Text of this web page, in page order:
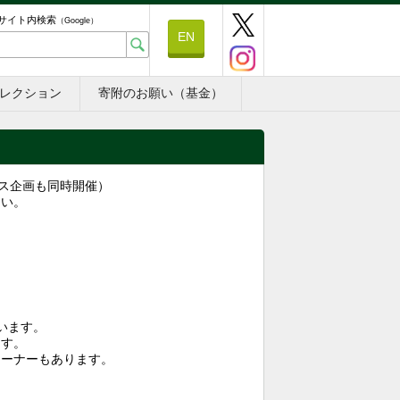
イト内検索 （Google）
EN
クション 寄附のお願い（基金）
画も同時開催）
。
す。
。
ナーもあります。